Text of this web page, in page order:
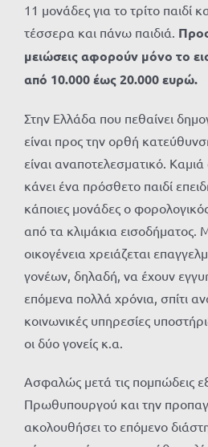
11 μονάδες για το τρίτο παιδί
τέσσερα και πάνω παιδιά.
μειώσεις αφορούν μόνο το
από 10.000 έως 20.000 ευρώ.
Στην Ελλάδα που πεθαίνει
είναι προς την ορθή
είναι αναποτελεσματικό.
κάνει ένα πρόσθετο παιδί
κάποιες μονάδες ο
από τα κλιμάκια εισοδήματος.
οικογένεια χρειάζεται
γονέων, δηλαδή, να έχουν
επόμενα πολλά χρόνια, σπίτι
κοινωνικές υπηρεσίες
οι δύο γονείς κ.α.
Ασφαλώς μετά τις πομπώδεις
Πρωθυπουργού και την
ακολουθήσει το επόμενο